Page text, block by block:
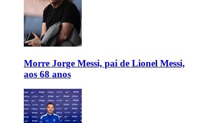
Morre Jorge Messi, pai de Lionel Messi,
aos 68 anos